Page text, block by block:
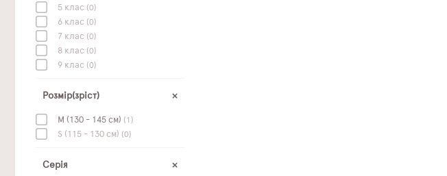
5 клас (0)
6 клас (0)
7 клас (0)
8 клас (0)
9 клас (0)
Розмір(зріст)
M (130 - 145 см) (1)
S (115 - 130 см) (0)
Серія